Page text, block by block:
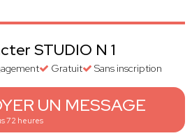
STUDIO N 1
Gratuit Sans inscription
UN MESSAGE
72 heures